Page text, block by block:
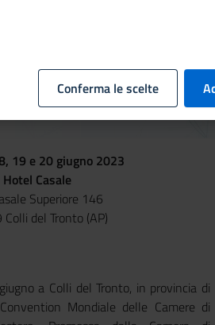
19 e 20 giugno 2023
Hotel Casale
Superiore 146
del Tronto (AP)
a Colli del Tronto, in provincia di
Mondiale delle Camere di
Conferma le scelte